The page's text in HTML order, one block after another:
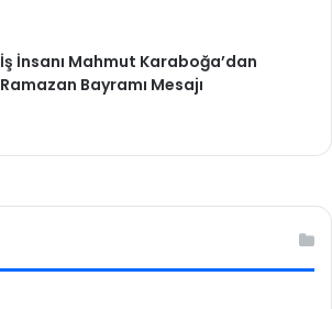
İş İnsanı Mahmut Karaboğa’dan
Ramazan Bayramı Mesajı